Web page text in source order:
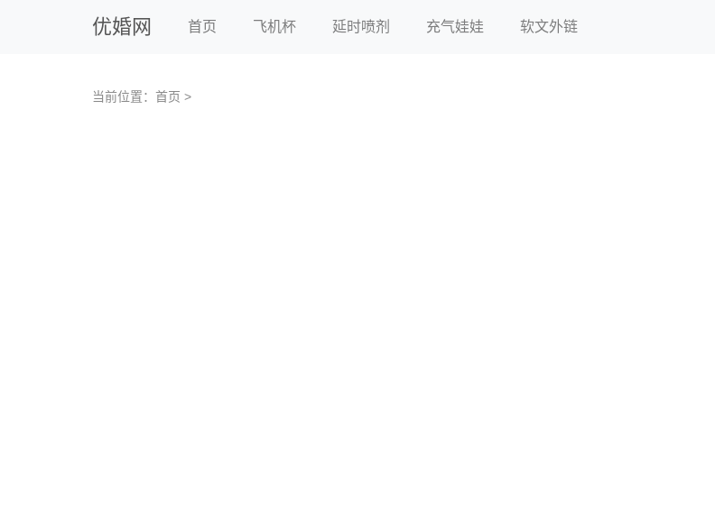
优婚网 首页 飞机杯 延时喷剂 充气娃娃 软文外链
当前位置： 首页 >